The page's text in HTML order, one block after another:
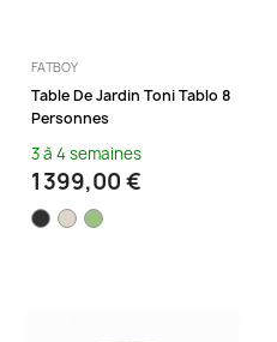
FATBOY
Table De Jardin Toni Tablo 8
Personnes
3 à 4 semaines
1 399,00 €